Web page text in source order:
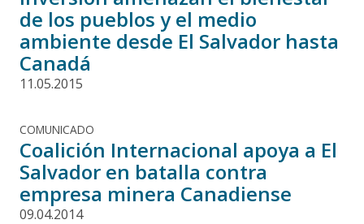
de los pueblos y el medio
ambiente desde El Salvador hasta
Canadá
11.05.2015
COMUNICADO
Coalición Internacional apoya a El
Salvador en batalla contra
empresa minera Canadiense
09.04.2014